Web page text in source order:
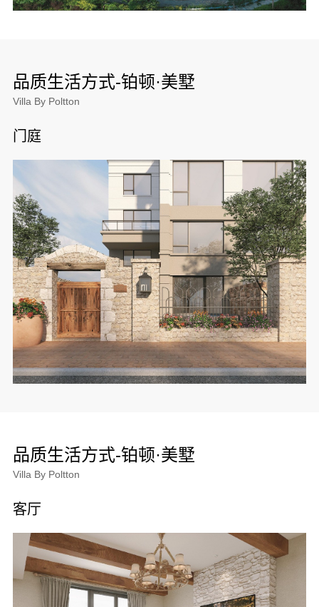
品质生活方式-铂顿·美墅
Villa By Poltton
门庭
品质生活方式-铂顿·美墅
Villa By Poltton
客厅